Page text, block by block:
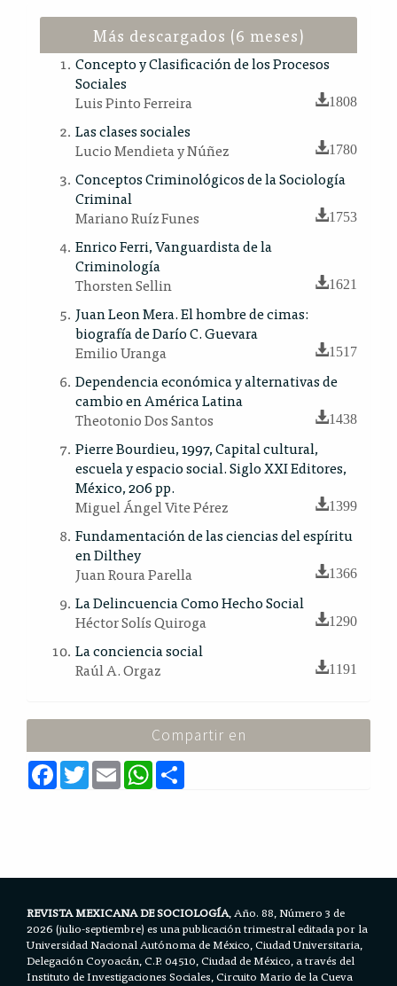
Más descargados (6 meses)
Concepto y Clasificación de los Procesos
Sociales
Luis Pinto Ferreira
1808
Las clases sociales
Lucio Mendieta y Núñez
1780
Conceptos Criminológicos de la Sociología
Criminal
Mariano Ruíz Funes
1753
Enrico Ferri, Vanguardista de la
Criminología
Thorsten Sellin
1621
Juan Leon Mera. El hombre de cimas:
biografía de Darío C. Guevara
Emilio Uranga
1517
Dependencia económica y alternativas de
cambio en América Latina
Theotonio Dos Santos
1438
Pierre Bourdieu, 1997, Capital cultural,
escuela y espacio social. Siglo XXI Editores,
México, 206 pp.
Miguel Ángel Vite Pérez
1399
Fundamentación de las ciencias del espíritu
en Dilthey
Juan Roura Parella
1366
La Delincuencia Como Hecho Social
Héctor Solís Quiroga
1290
La conciencia social
Raúl A. Orgaz
1191
Compartir en
F
a
c
T
w
E
m
a
W
h
a
REVISTA MEXICANA DE SOCIOLOGÍA, Año. 88, Número 3 de
2026 (julio-septiembre) es una publicación trimestral editada por la
Universidad Nacional Autónoma de México, Ciudad Universitaria,
Delegación Coyoacán, C.P. 04510, Ciudad de México, a través del
Instituto de Investigaciones Sociales, Circuito Mario de la Cueva